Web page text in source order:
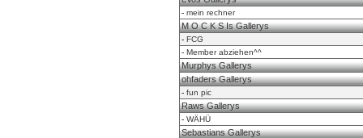
- mein rechner
M O C K S Is Gallerys
- FCG
- Member abziehen^^
Murphys Gallerys
ohfaders Gallerys
- fun pic
Raws Gallerys
- WÄHÜ
Sebastians Gallerys